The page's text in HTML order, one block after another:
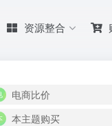
资源整合
电商比价
本主题购买